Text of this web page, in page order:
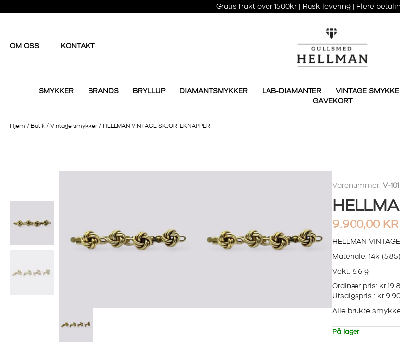
Gratis frakt over 1500kr | Rask levering | Flere
OM OSS KONTAKT
SMYKKER BRANDS BRYLLUP DIAMANTSMYKKER LAB-DIAMANTER VINTAGE
GAVEKORT
Hjem / Butik / Vintage smykker / HELLMAN VINTAGE SKJORTEKNAPPER
Varenummer: V-
9.900,00 KR
HELLMAN
Materiale: 14k
Vekt: 6.6 g
Ordinær pris:
Utsalgspris :
Alle brukte
På lager